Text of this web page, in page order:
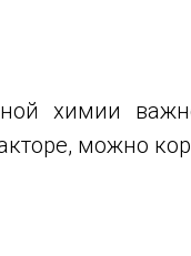
химии
можно